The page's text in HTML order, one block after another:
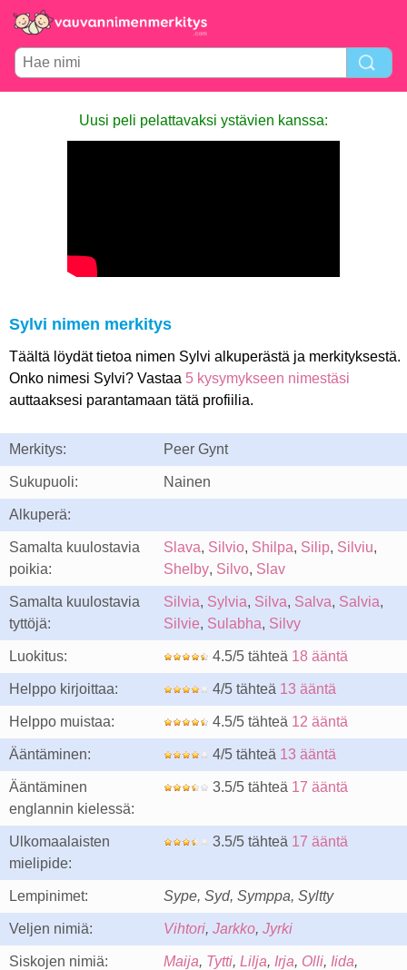
Uusi peli pelattavaksi ystävien kanssa:
Sylvi nimen merkitys
Täältä löydät tietoa nimen Sylvi alkuperästä ja merkityksestä.
Onko nimesi Sylvi? Vastaa 5 kysymykseen nimestäsi
auttaaksesi parantamaan tätä profiilia.
Merkitys: Peer Gynt
Sukupuoli: Nainen
Alkuperä:
Samalta kuulostavia
poikia:
Slava, Silvio, Shilpa, Silip, Silviu,
Shelby, Silvo, Slav
Samalta kuulostavia
tyttöjä:
Silvia, Sylvia, Silva, Salva, Salvia,
Silvie, Sulabha, Silvy
Luokitus: 4.5/5 tähteä 18 ääntä
Helppo kirjoittaa: 4/5 tähteä 13 ääntä
Helppo muistaa: 4.5/5 tähteä 12 ääntä
Ääntäminen: 4/5 tähteä 13 ääntä
Ääntäminen
englannin kielessä:
3.5/5 tähteä 17 ääntä
Ulkomaalaisten
mielipide:
3.5/5 tähteä 17 ääntä
Lempinimet: Sype, Syd, Symppa, Syltty
Veljen nimiä: Vihtori, Jarkko, Jyrki
Siskojen nimiä: Maija, Tytti, Lilja, Irja, Olli, Iida,